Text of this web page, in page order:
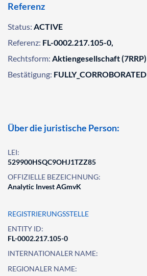
Referenz
Status: ACTIVE
Referenz: FL-0002.217.105-0,
Rechtsform: Aktiengesellschaft (7RRP)
Bestätigung: FULLY_CORROBORATED
Über die juristische Person:
LEI:
529900HSQC9OHJ1TZZ85
OFFIZIELLE BEZEICHNUNG:
Analytic Invest AGmvK
REGISTRIERUNGSSTELLE
ENTITY ID:
FL-0002.217.105-0
INTERNATIONALER NAME:
REGIONALER NAME: